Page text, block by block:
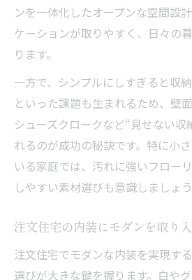
ンを一体化したオープンな空間設
ケーションが取りやすく、日々の
ります。
一方で、シンプルにしすぎると収
といった課題も生まれるため、壁
シューズクロークなど“見せない収
れるのが成功の秘訣です。特に小
いる家庭では、汚れに強いフロー
しやすい素材選びも意識しましょう
注文住宅の内装にモダンを取り
注文住宅でモダンな内装を実現す
選びが大きな鍵を握ります。白や